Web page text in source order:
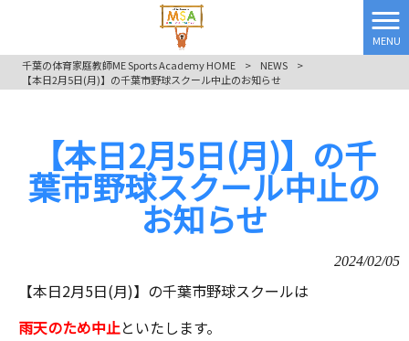
MENU
千葉の体育家庭教師ME Sports Academy HOME
> NEWS
>
【本日2月5日(月)】の千葉市野球スクール中止のお知らせ
【本日2月5日(月)】の千
葉市野球スクール中止の
お知らせ
2024/02/05
【本日2月5日(月)】の千葉市野球スクールは
雨天のため中止といたします。